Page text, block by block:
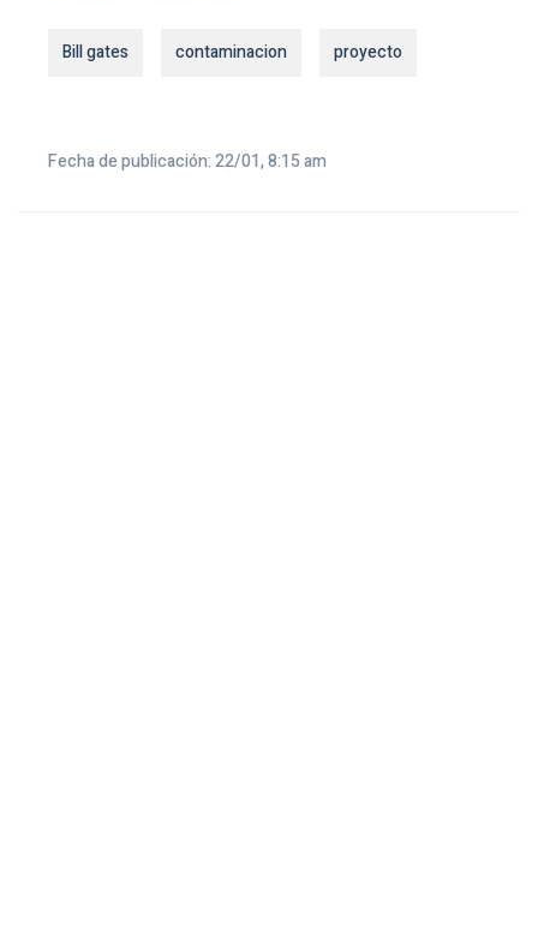
Bill gates contaminacion proyecto
Fecha de publicación: 22/01, 8:15 am